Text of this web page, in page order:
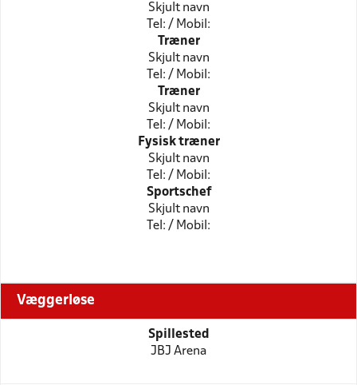
Skjult navn
Tel: / Mobil:
Træner
Skjult navn
Tel: / Mobil:
Træner
Skjult navn
Tel: / Mobil:
Fysisk træner
Skjult navn
Tel: / Mobil:
Sportschef
Skjult navn
Tel: / Mobil:
Væggerløse
Spillested
JBJ Arena